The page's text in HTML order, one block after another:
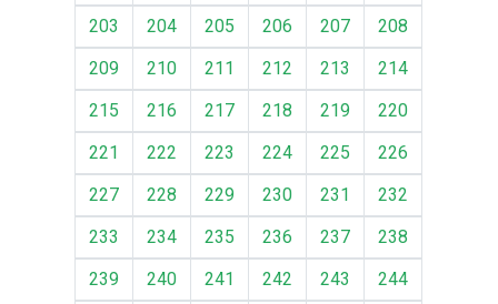
203
204 205 206 207
208
209
210 211 212 213
214
215
216 217 218 219
220
221
222 223 224 225
226
227
228 229 230 231
232
233
234 235 236 237
238
239
240 241 242 243
244